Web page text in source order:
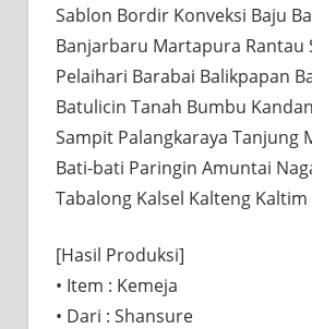
Sablon Bordir Konveksi Baju
Banjarbaru Martapura Rantau
Pelaihari Barabai Balikpapan
Batulicin Tanah Bumbu
Sampit Palangkaraya Tanjung
Bati-bati Paringin Amuntai
Tabalong Kalsel Kalteng Kaltim
[Hasil Produksi] ⠀⠀
• Item : Kemeja
• Dari : Shansure